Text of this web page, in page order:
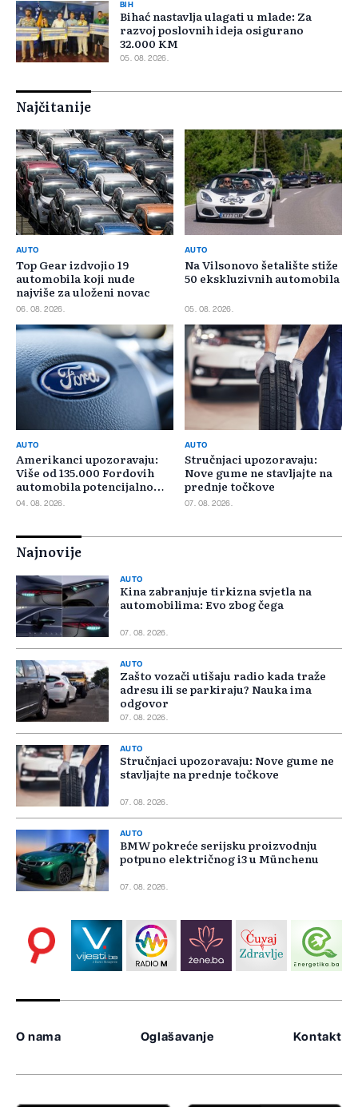
BIH
Bihać nastavlja ulagati u mlade: Za
razvoj poslovnih ideja osigurano
32.000 KM
05. 08. 2026.
Najčitanije
AUTO
Top Gear izdvojio 19
automobila koji nude
najviše za uloženi novac
06. 08. 2026.
AUTO
Na Vilsonovo šetalište stiže
50 ekskluzivnih automobila
05. 08. 2026.
AUTO
Amerikanci upozoravaju:
Više od 135.000 Fordovih
automobila potencijalno
rizično
04. 08. 2026.
AUTO
Stručnjaci upozoravaju:
Nove gume ne stavljajte na
prednje točkove
07. 08. 2026.
Najnovije
AUTO
Kina zabranjuje tirkizna svjetla na
automobilima: Evo zbog čega
07. 08. 2026.
AUTO
Zašto vozači utišaju radio kada traže
adresu ili se parkiraju? Nauka ima
odgovor
07. 08. 2026.
AUTO
Stručnjaci upozoravaju: Nove gume ne
stavljajte na prednje točkove
07. 08. 2026.
AUTO
BMW pokreće serijsku proizvodnju
potpuno električnog i3 u Münchenu
07. 08. 2026.
O nama Oglašavanje Kontakt